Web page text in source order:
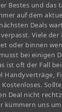
Bestes und das
auf dem
Deals
Viele
oder binnen
bei einigen
ist oft der Fall
Handyverträge,
Deal nicht
kümmern uns